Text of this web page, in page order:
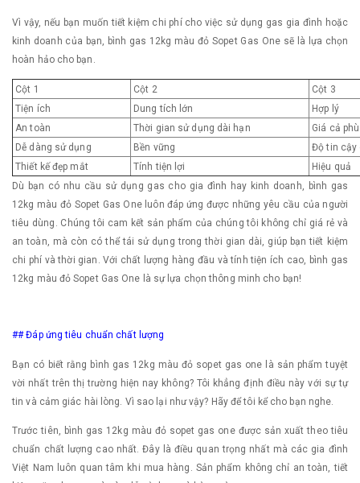
Vì vậy, nếu bạn muốn tiết kiệm chi phí cho việc sử dụng gas gia đình hoặc
kinh doanh của bạn, bình gas 12kg màu đỏ Sopet Gas One sẽ là lựa chọn
hoàn hảo cho bạn.
Cột 1 Cột 2
Cột 3
Tiện ích
Dung tích lớn
Hợp lý
An toàn
Thời gian sử dụng dài hạn
Giá cả
Dễ dàng sử dụng
Bền vững
Độ tin cậy
Thiết kế đẹp mắt
Tính tiện lợi
Hiệu quả
Dù bạn có nhu cầu sử dụng gas cho gia đình hay kinh doanh, bình gas
12kg màu đỏ Sopet Gas One luôn đáp ứng được những yêu cầu của người
tiêu dùng. Chúng tôi cam kết sản phẩm của chúng tôi không chỉ giá rẻ và
an toàn, mà còn có thể tái sử dụng trong thời gian dài, giúp bạn tiết kiệm
chi phí và thời gian. Với chất lượng hàng đầu và tính tiện ích cao, bình gas
12kg màu đỏ Sopet Gas One là sự lựa chọn thông minh cho bạn!
## Đáp ứng tiêu chuẩn chất lượng
Bạn có biết rằng bình gas 12kg màu đỏ sopet gas one là sản phẩm tuyệt
vời nhất trên thị trường hiện nay không? Tôi khẳng định điều này với sự tự
tin và cảm giác hài lòng. Vì sao lại như vậy? Hãy để tôi kể cho bạn nghe.
Trước tiên, bình gas 12kg màu đỏ sopet gas one được sản xuất theo tiêu
chuẩn chất lượng cao nhất. Đây là điều quan trọng nhất mà các gia đình
Việt Nam luôn quan tâm khi mua hàng. Sản phẩm không chỉ an toàn, tiết